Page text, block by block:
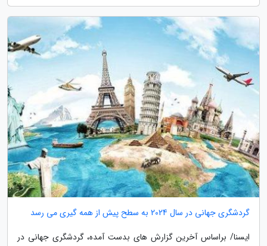
گردشگری جهانی در سال 2024 به سطح پیش از همه گیری می رسد
ایسنا/ براساس آخرین گزارش های بدست آمده، گردشگری جهانی در